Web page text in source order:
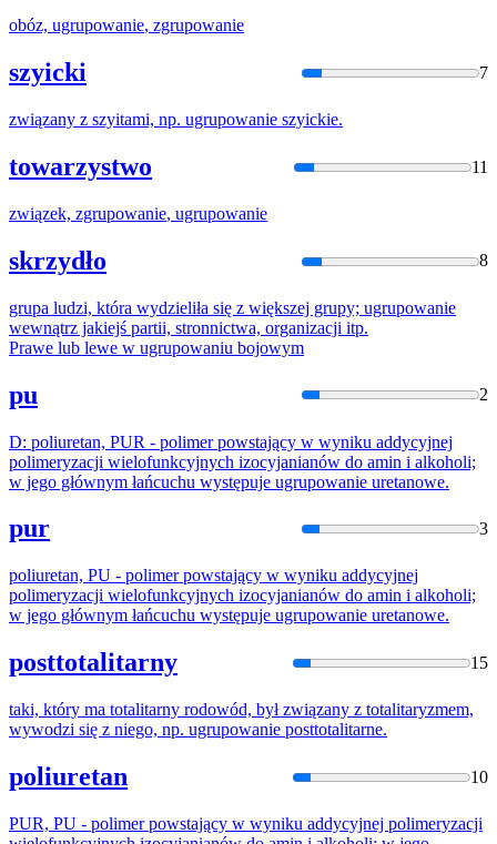
obóz, ugrupowanie, zgrupowanie
szyicki 7
związany z szyitami, np. ugrupowanie szyickie.
towarzystwo 11
związek, zgrupowanie, ugrupowanie
skrzydło 8
grupa ludzi, która wydzieliła się z większej grupy; ugrupowanie
wewnątrz jakiejś partii, stronnictwa, organizacji itp.
Prawe lub lewe w ugrupowaniu bojowym
pu 2
D: poliuretan, PUR - polimer powstający w wyniku addycyjnej
polimeryzacji wielofunkcyjnych izocyjanianów do amin i alkoholi;
w jego głównym łańcuchu występuje ugrupowanie uretanowe.
pur 3
poliuretan, PU - polimer powstający w wyniku addycyjnej
polimeryzacji wielofunkcyjnych izocyjanianów do amin i alkoholi;
w jego głównym łańcuchu występuje ugrupowanie uretanowe.
posttotalitarny 15
taki, który ma totalitarny rodowód, był związany z totalitaryzmem,
wywodzi się z niego, np. ugrupowanie posttotalitarne.
poliuretan 10
PUR, PU - polimer powstający w wyniku addycyjnej polimeryzacji